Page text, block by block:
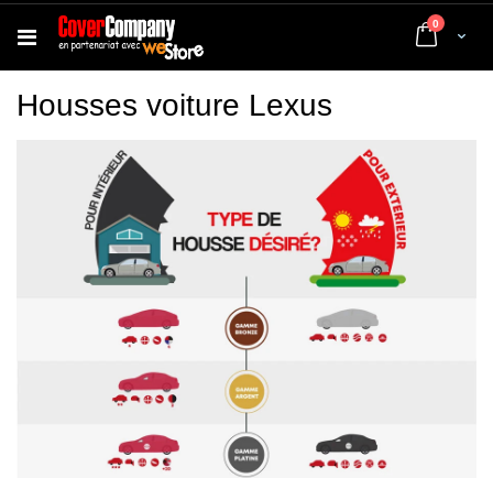
Cart
0 articles
Housses voiture Lexus